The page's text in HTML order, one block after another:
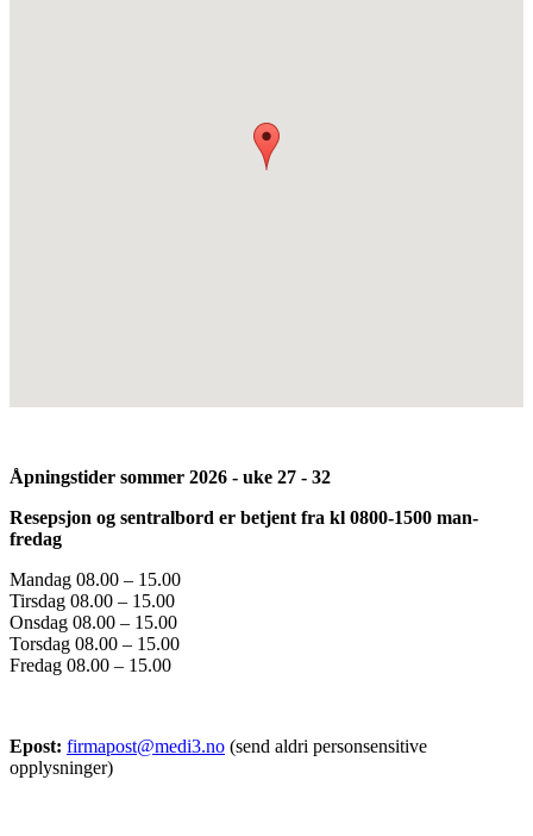
Åpningstider sommer 2026 - uke 27 - 32
Resepsjon og sentralbord er betjent fra kl 0800-1500 man-
fredag
Mandag 08.00 – 15.00
Tirsdag 08.00 – 15.00
Onsdag 08.00 – 15.00
Torsdag 08.00 – 15.00
Fredag 08.00 – 15.00
Epost: firmapost@medi3.no (send aldri personsensitive
opplysninger)